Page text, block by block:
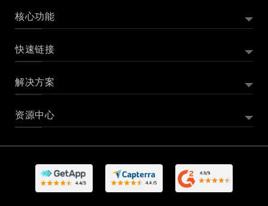
核心功能
外贸订单管理系统
项目管理
库存管理
采购订单管理
在线支付
银行对账
快速链接
Zoho Books 是什么
Zoho Books 客户评价
解决方案
记账软件
资源中心
Zoho Books 使用帮助文档
Zoho Books 操作视频
进销存订单管理百科
会计软件是什么？
CRM会计记账软件
告别电子表格记账